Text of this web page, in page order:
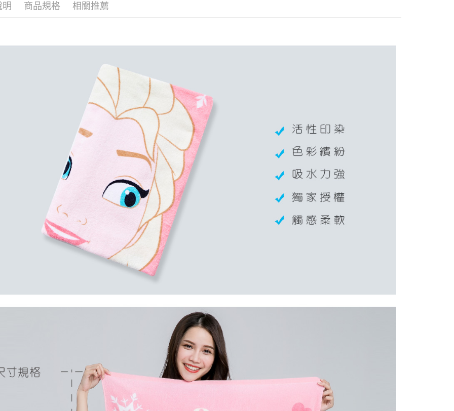
付款後7-11取貨
每筆NT$80，滿NT$859(含以上)免運費
宅配
每筆NT$85，滿NT$859(含以上)免運費
明 商品規格 相關推薦